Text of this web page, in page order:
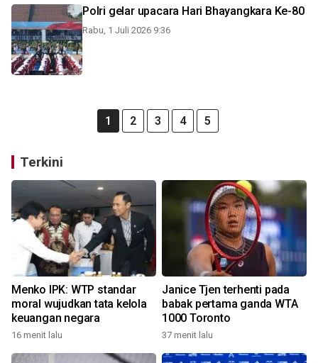
Polri gelar upacara Hari Bhayangkara Ke-80
Rabu, 1 Juli 2026 9:36
1 2 3 4 5
Terkini
Menko IPK: WTP standar
moral wujudkan tata kelola
keuangan negara
16 menit lalu
Janice Tjen terhenti pada
babak pertama ganda WTA
1000 Toronto
37 menit lalu